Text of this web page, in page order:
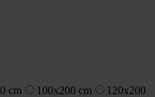
cm 100x200 cm
120x200